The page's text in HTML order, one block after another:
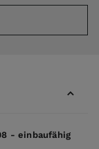
- einbaufähig